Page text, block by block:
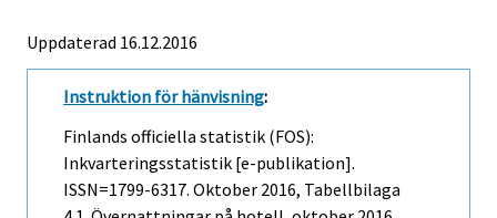
Uppdaterad 16.12.2016
Instruktion för hänvisning:
Finlands officiella statistik (FOS):
Inkvarteringsstatistik [e-publikation].
ISSN=1799-6317. Oktober 2016, Tabellbilaga